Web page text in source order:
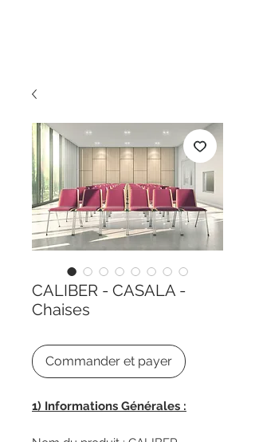
CALIBER - CASALA -
Chaises
Commander et payer
1) Informations Générales :